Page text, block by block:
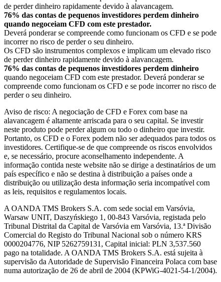
de perder dinheiro rapidamente devido à alavancagem.
76% das contas de pequenos investidores perdem dinheiro
quando negoceiam CFD com este prestador.
Deverá ponderar se compreende como funcionam os CFD e se pode
incorrer no risco de perder o seu dinheiro.
Os CFD são instrumentos complexos e implicam um elevado risco
de perder dinheiro rapidamente devido à alavancagem.
76% das contas de pequenos investidores perdem dinheiro
quando negoceiam CFD com este prestador. Deverá ponderar se
compreende como funcionam os CFD e se pode incorrer no risco de
perder o seu dinheiro.
Aviso de risco: A negociação de CFD e Forex com base na
alavancagem é altamente arriscada para o seu capital. Se investir
neste produto pode perder algum ou todo o dinheiro que investir.
Portanto, os CFD e o Forex podem não ser adequados para todos os
investidores. Certifique-se de que compreende os riscos envolvidos
e, se necessário, procure aconselhamento independente. A
informação contida neste website não se dirige a destinatários de um
país específico e não se destina à distribuição a países onde a
distribuição ou utilização desta informação seria incompatível com
as leis, requisitos e regulamentos locais.
A OANDA TMS Brokers S.A. com sede social em Varsóvia,
Warsaw UNIT, Daszyńskiego 1, 00-843 Varsóvia, registada pelo
Tribunal Distrital da Capital de Varsóvia em Varsóvia, 13.ª Divisão
Comercial do Registo do Tribunal Nacional sob o número KRS
0000204776, NIP 5262759131, Capital inicial: PLN 3,537.560
pago na totalidade. A OANDA TMS Brokers S.A. está sujeita à
supervisão da Autoridade de Supervisão Financeira Polaca com base
numa autorização de 26 de abril de 2004 (KPWiG-4021-54-1/2004).